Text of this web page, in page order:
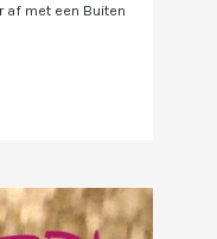
af met een Buiten